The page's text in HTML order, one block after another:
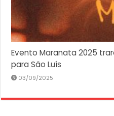
Evento Maranata 2025
para São Luís
03/09/2025